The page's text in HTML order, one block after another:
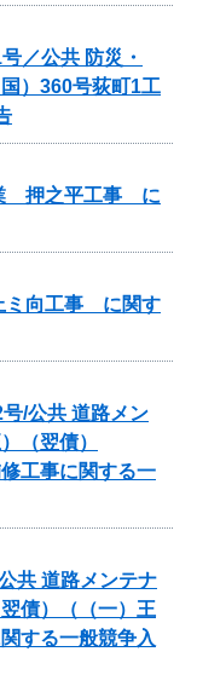
／公共 防災・
）360号荻町1工
業 押之平工事 に
ミ向工事 に関す
/公共 道路メン
（翌債）
工事に関する一
共 道路メンテナ
債）（（一）王
する一般競争入